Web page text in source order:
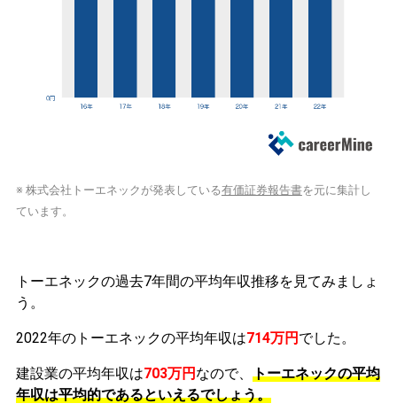
※ 株式会社トーエネックが発表している有価証券報告書を元に集計し
ています。
トーエネックの過去7年間の平均年収推移を見てみましょ
う。
2022年のトーエネックの平均年収は714万円 でした。
建設業の平均年収は703万円 なので、 トーエネックの平均
年収は平均的であるといえるでしょう。